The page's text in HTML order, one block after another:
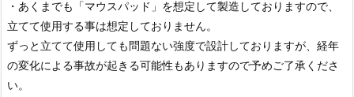
・あくまでも「マウスパッド」を想定して製造しておりますので、
立てて使用する事は想定しておりません。
ずっと立てて使用しても問題ない強度で設計しておりますが、経年
の変化による事故が起きる可能性もありますので予めご了承くださ
い。